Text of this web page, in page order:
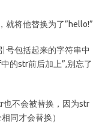
就将他替换为了”hello!”
号包括起来的字符串中
的str前后加上”,别忘了
也不会被替换，因为str
同才会替换）